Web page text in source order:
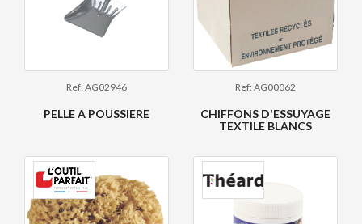
Ref: AG02946
PELLE A POUSSIERE
Ref: AG00062
CHIFFONS D'ESSUYAGE
TEXTILE BLANCS